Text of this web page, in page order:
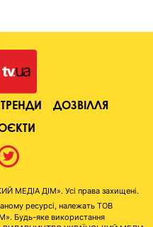
ТРЕНДИ
ДОЗВІЛЛЯ
МЕДІА ДІМ». Усі права захищені.
ресурсі, належать ТОВ
Будь-яке використання